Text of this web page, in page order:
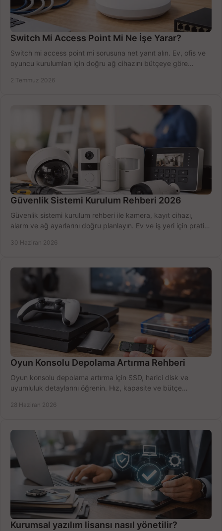
Switch Mi Access Point Mi Ne İşe Yarar?
Switch mi access point mi sorusuna net yanıt alın. Ev, ofis ve
oyuncu kurulumları için doğru ağ cihazını bütçeye göre
2 Temmuz 2026
Güvenlik Sistemi Kurulum Rehberi 2026
Güvenlik sistemi kurulum rehberi ile kamera, kayıt cihazı,
alarm ve ağ ayarlarını doğru planlayın. Ev ve iş yeri için pratik
30 Haziran 2026
Oyun Konsolu Depolama Artırma Rehberi
Oyun konsolu depolama artırma için SSD, harici disk ve
uyumluluk detaylarını öğrenin. Hız, kapasite ve bütçe
28 Haziran 2026
Kurumsal yazılım lisansı nasıl yönetilir?